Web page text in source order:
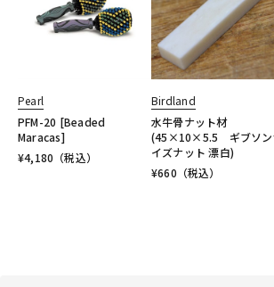
Pearl
PFM-20 [Beaded
Maracas]
¥4,180 （税込）
Birdland
水牛骨ナット材
(45×10×5.5 ギブソン
イズナット 漂白)
¥660 （税込）